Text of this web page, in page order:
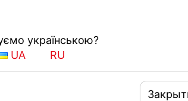
українською?
UA
RU